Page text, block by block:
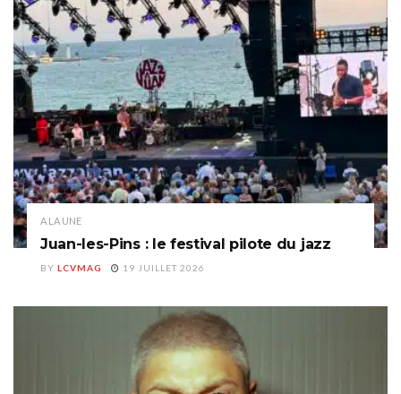
A LA UNE
Juan-les-Pins : le festival pilote du jazz
BY LCVMAG 19 JUILLET 2026